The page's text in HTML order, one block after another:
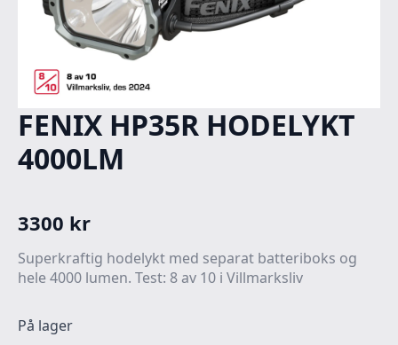
FENIX HP35R HODELYKT
4000LM
3300 kr
Superkraftig hodelykt med separat batteriboks og
hele 4000 lumen. Test: 8 av 10 i Villmarksliv
På lager